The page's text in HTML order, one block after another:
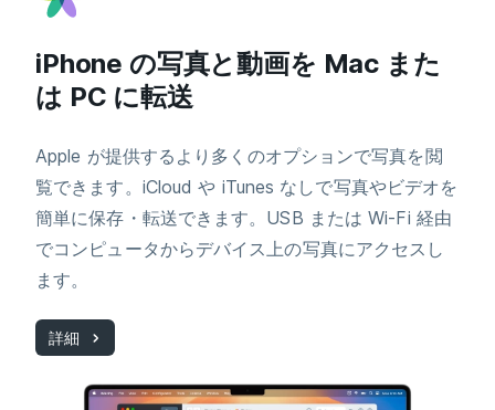
iPhone の写真と動画を Mac また
は PC に転送
Apple が提供するより多くのオプションで写真を閲
覧できます。iCloud や iTunes なしで写真やビデオを
簡単に保存・転送できます。USB または Wi-Fi 経由
でコンピュータからデバイス上の写真にアクセスし
ます。
詳細